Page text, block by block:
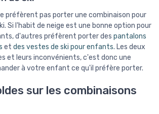
préfèrent pas porter une combinaison pour
Si l'habit de neige est une bonne option pour
d'autres préfèrent porter des pantalons
et des vestes de ski pour enfants. Les deux
et leurs inconvénients, c'est donc une
à votre enfant ce qu'il préfère porter.
sur les combinaisons